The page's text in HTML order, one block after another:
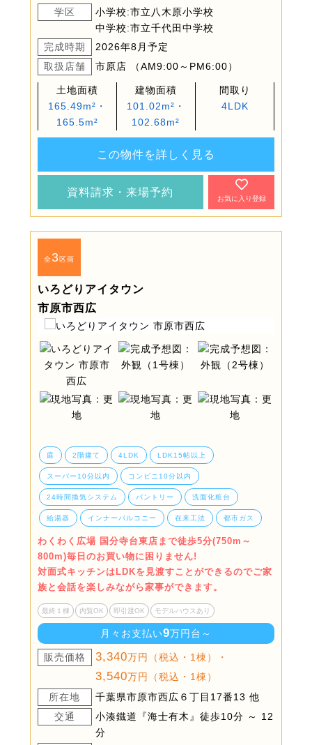
学区
小学校:市立八木原小学校
中学校:市立千代田中学校
完成時期
2026年8月予定
取扱店舗
市原店 （AM9:00～PM6:00）
土地面積
165.49m²・
165.5m²
建物面積
101.02m²・
102.68m²
間取り
4LDK
この物件を詳しく見る
資料請求・来場予約
お気に入り登録
全3区画
いろどりアイタウン
市原市西広
庭 2階建て 4LDK LDK15帖以上
スーパー10分以内 コンビニ10分以内
24時間換気システム パントリー 洗面化粧台
給湯器 インナーバルコニー 在来工法 都市ガス
わくわく広場 国分寺台東店まで徒歩5分(750m～
800m)毎日のお買い物に困りません!
対面式キッチンはLDKを見渡すことができるのでご家
族と会話を楽しみながら家事ができます。
最終１棟 内覧OK 即引渡OK モデルハウスあり
月々お支払い9万円台～
販売価格 3,340万円（税込・1棟）・
3,540万円（税込・1棟）
所在地
千葉県市原市西広６丁目17番13 他
交通
小湊鐵道『海士有木』徒歩10分 ～ 12
分